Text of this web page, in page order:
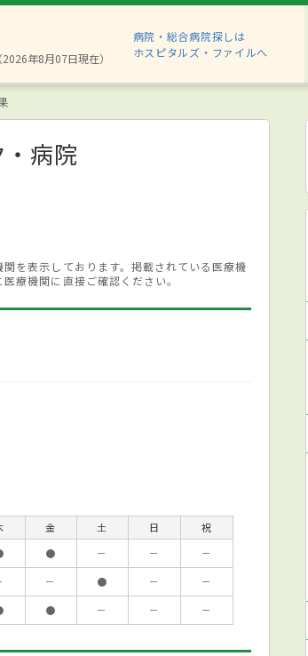
年8月07日現在）
病院・総合病院探しは
ホスピタルズ・ファイルへ
病院
を表示しております。掲載されている医療機
療機関に直接ご確認ください。
金 土 日
祝
● － －
－
－ ● －
－
● － － －